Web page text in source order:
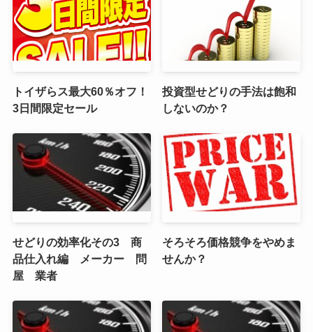
トイザらス最大60％オフ！
3日間限定セール
投資型せどりの手法は飽和
しないのか？
せどりの効率化その3 商
品仕入れ編 メーカー 問
屋 業者
そろそろ価格競争をやめま
せんか？